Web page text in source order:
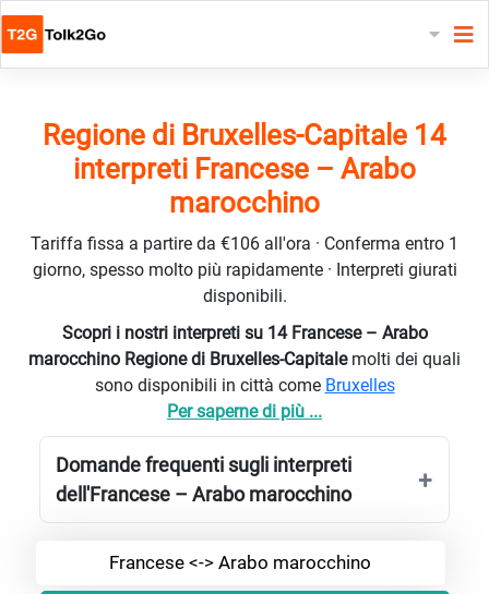
Regione di Bruxelles-Capitale 14
interpreti Francese – Arabo
marocchino
Tariffa fissa a partire da €106 all'ora · Conferma entro 1
giorno, spesso molto più rapidamente · Interpreti giurati
disponibili.
Scopri i nostri interpreti su 14 Francese – Arabo
marocchino Regione di Bruxelles-Capitale molti dei quali
sono disponibili in città come Bruxelles
Per saperne di più ...
Domande frequenti sugli interpreti
dell'Francese – Arabo marocchino
Francese <-> Arabo marocchino